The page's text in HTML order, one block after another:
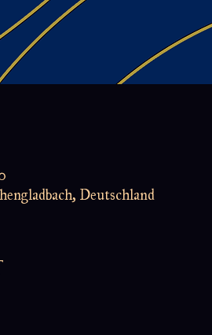
Deutschland